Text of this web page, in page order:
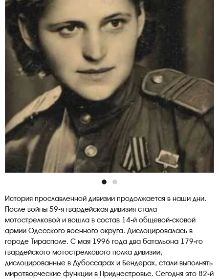
История прославленной дивизии продолжается в наши дни.
После войны 59-я гвардейская дивизия стала
мотострелковой и вошла в состав 14-й общевой-сковой
армии Одесского военного округа. Дислоцировалась в
городе Тирасполе. С мая 1996 года два батальона 179-го
гвардейского мотострелкового полка дивизии,
дислоцированные в Дубоссарах и Бендерах, стали выполнять
миротворческие функции в Приднестровье. Сегодня это 82-й